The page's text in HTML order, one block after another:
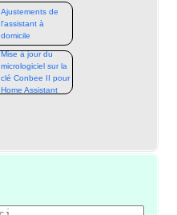
Ajustements de
l'assistant à
domicile
Mise à jour du
micrologiciel sur la
clé Conbee II pour
Home Assistant